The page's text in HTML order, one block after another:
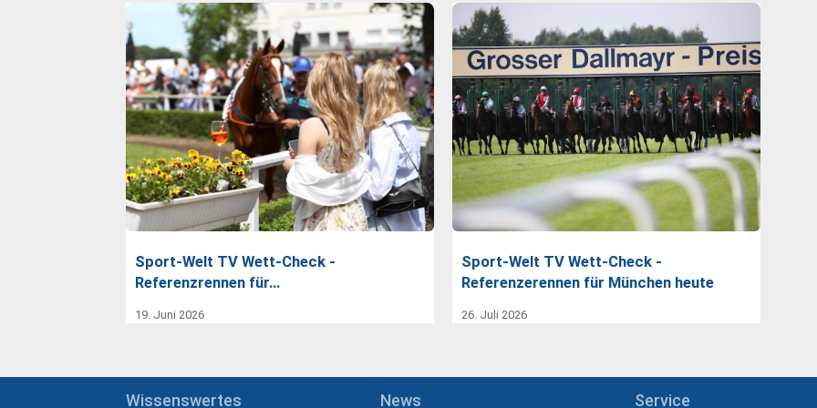
Sport-Welt TV Wett-Check -
Referenzrennen für…
19. Juni 2026
Sport-Welt TV Wett-Check -
Referenzerennen für München heute
26. Juli 2026
Wissenswertes News Service